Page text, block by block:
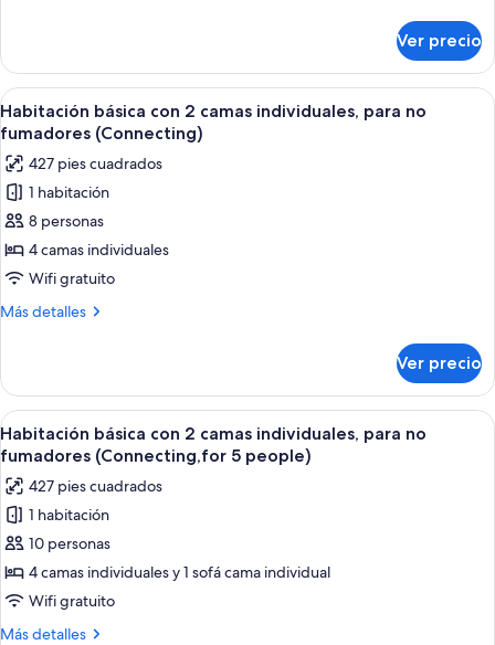
Room
Japanese
Room,for
5people)
Deluxe,
para
no
fumadores
Room
+
Japanese
Room,for
5people)
Ver precio
Abrir
todas
las
fotos
de
Habitación
básica
con
2
para
no
fumadores
(Connecting)
Una habitación de hotel con dos
7
Habitación básica con 2 camas individuales, para no
fumadores (Connecting)
427 pies cuadrados
1 habitación
8 personas
4 camas individuales
Wifi gratuito
Más detalles
Más
básica
con
2
camas
para
no
fumadores
(Connecting)
Ver precio
Abrir
todas
las
fotos
de
Habitación
básica
con
2
Una habitación de hotel con dos
7
Habitación básica con 2 camas individuales, para no
fumadores (Connecting,for 5 people)
427 pies cuadrados
1 habitación
10 personas
4 camas individuales y 1 sofá cama individual
Wifi gratuito
Más detalles
Más